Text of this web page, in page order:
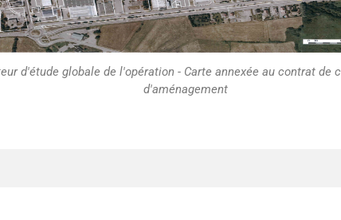
d'étude globale de l'opération - Carte annexée au contrat de
d'aménagement